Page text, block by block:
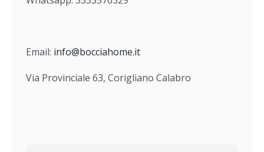
Email: info@bocciahome.it
Via Provinciale 63, Corigliano Calabro